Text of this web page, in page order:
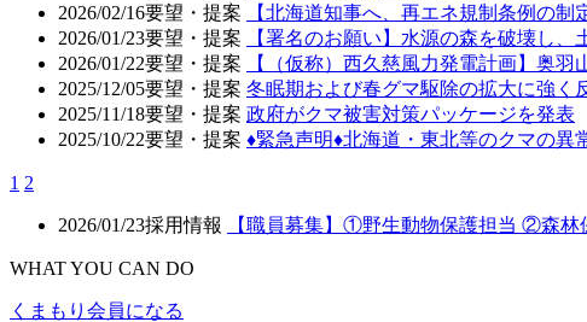
2026/02/16要望・提案
【北海道知事へ、再エネ規制条例の制
2026/01/23要望・提案
【署名のお願い】水源の森を破壊し
2026/01/22要望・提案
【（仮称）西久慈風力発電計画】奥
2025/12/05要望・提案 冬眠期および春グマ駆除の拡大に強く
2025/11/18要望・提案 政府がクマ被害対策パッケージを発表
2025/10/22要望・提案 ♦️緊急声明♦️北海道・東北等のクマの異
1 2
2026/01/23採用情報 【職員募集】①野生動物保護担当 ②森林
WHAT YOU CAN DO
くまもり会員になる